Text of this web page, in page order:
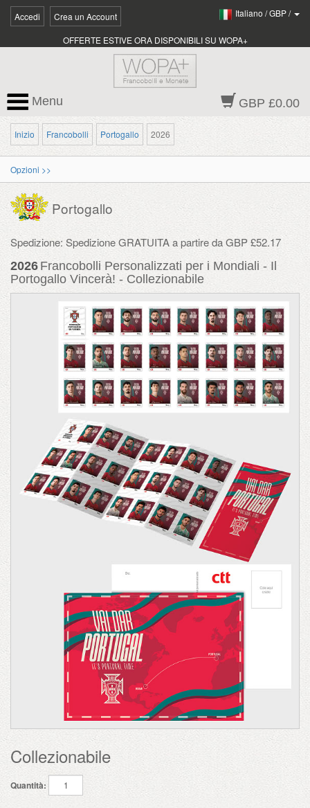
Accedi Crea un Account Italiano /GBP/
OFFERTE ESTIVE ORA DISPONIBILI SU WOPA+
GBP £0.00
Menu
Inizio Francobolli Portogallo 2026
Opzioni >>
Portogallo
Spedizione: Spedizione GRATUITA a partire da GBP £52.17
2026 Francobolli Personalizzati per i Mondiali - Il
Portogallo Vincerà! - Collezionabile
Collezionabile
Quantità: